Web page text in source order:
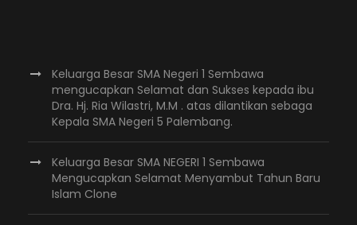
Keluarga Besar SMA Negeri 1 Sembawa
mengucapkan Selamat dan Sukses kepada ibu
Dra. Hj. Ria Wilastri, M.M . atas dilantikan sebaga
Kepala SMA Negeri 5 Palembang.
Keluarga Besar SMA NEGERI 1 Sembawa
Mengucapkan Selamat Menyambut Tahun Baru
Islam Clone